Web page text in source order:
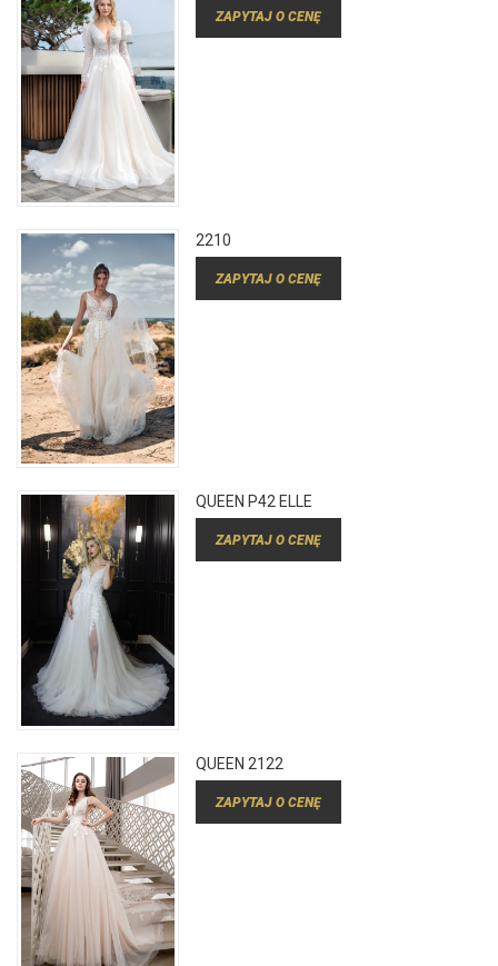
ZAPYTAJ O CENĘ
2210
ZAPYTAJ O CENĘ
QUEEN P42 ELLE
ZAPYTAJ O CENĘ
QUEEN 2122
ZAPYTAJ O CENĘ